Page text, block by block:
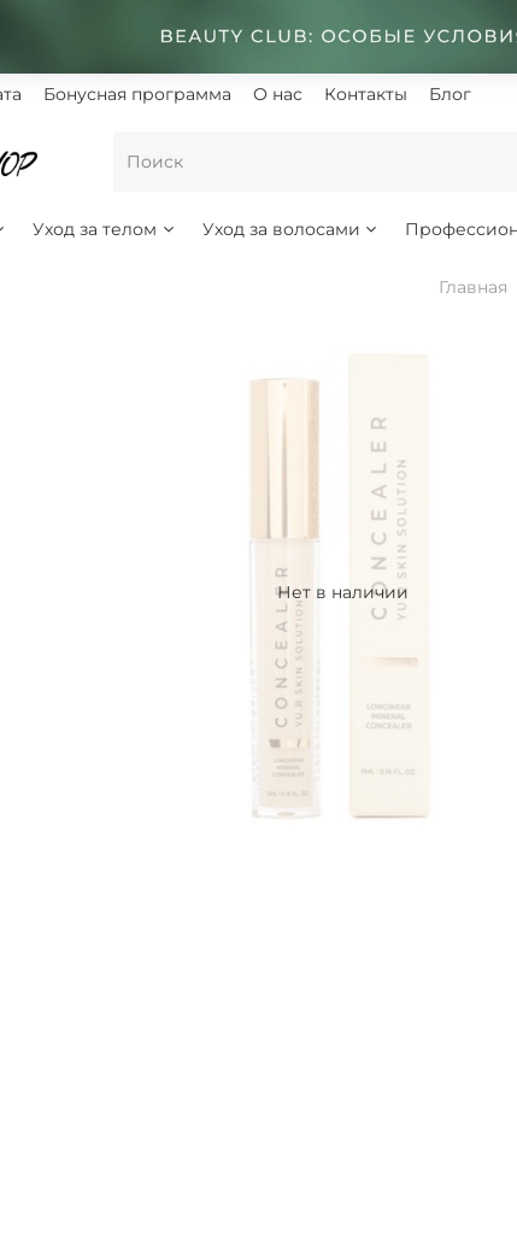
Бонусная программа О нас Контакты Блог
Уход за телом Уход за волосами
Главная
Нет в наличии